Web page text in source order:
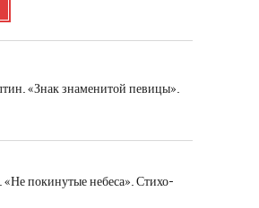
«Знак знаменитой певицы».
покинутые небеса». Стихо-